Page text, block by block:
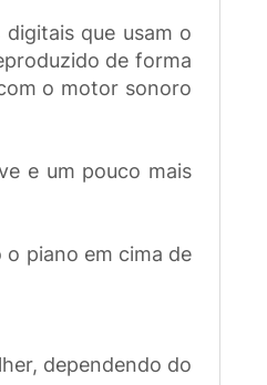
que usam o
de forma
o motor sonoro
e um pouco mais
piano em cima de
dependendo do